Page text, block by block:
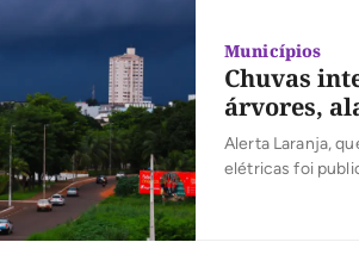
Municípios
Chuvas
árvores,
Alerta Laranja,
elétricas foi